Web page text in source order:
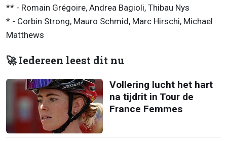
** - Romain Grégoire, Andrea Bagioli, Thibau Nys
* - Corbin Strong, Mauro Schmid, Marc Hirschi, Michael
Matthews
🚀 Iedereen leest dit nu
Vollering lucht het hart
na tijdrit in Tour de
France Femmes